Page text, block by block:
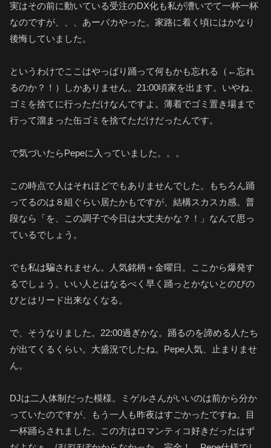
実はその前に動いている受注のDX化も私が漕いでて一杯一杯
なのですが、、、あーバカやった。家路に着く頃にはかなり
後悔していました。
というわけでここはやっぱり踊って何もかも忘れる（←忘れ
るのか？！）しかありません。21:00頃家を出ます。いやね、
ゴミを捨てに行っただけなんですよ。薄着でゴミ置き場まで
行って溜まった缶ゴミを捨てただけだったんです。
で気づいたらPepeに入っていました。。。
この時点で人はそれほどでもありませんでした。もちろん踊
ってるのは８組ぐらい居たかもですが、結構スカスカ感。普
段なら「を、この調子で今日は大丈夫かな？！」なんて思っ
ているでしょう。
でも私は騙されません。人気銘柄＋金曜日。ここから爆発す
るでしょう。いい人とはなるべく早く踊っとかないとのびの
びとはリード出来なくなる。
で、そうなりました。22:00過ぎかな。踊るのを諦める人たち
が出てくるくらい。大盛況でしたね。Pepe人気、止まりませ
ん。
DJは二人体制だった模様。ミゲルさんがいいのは前から分か
っていたのですが、もう一人も昨夜はすごかったですね。目
一杯踊らされました。この方はロマンティコ好きだったはず